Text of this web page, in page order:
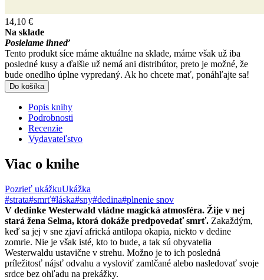
14,10 €
Na sklade
Posielame ihneď
Tento produkt síce máme aktuálne na sklade, máme však už iba
posledné kusy a ďalšie už nemá ani distribútor, preto je možné, že
bude onedlho úplne vypredaný. Ak ho chcete mať, ponáhľajte sa!
Do košíka
Popis knihy
Podrobnosti
Recenzie
Vydavateľstvo
Viac o knihe
Pozrieť ukážkuUkážka
#strata#smrť#láska#sny#dedina#plnenie snov
V dedinke Westerwald vládne magická atmosféra. Žije v nej
stará žena Selma, ktorá dokáže predpovedať smrť. Zakaždým,
keď sa jej v sne zjaví africká antilopa okapia, niekto v dedine
zomrie. Nie je však isté, kto to bude, a tak sú obyvatelia
Westerwaldu ustavične v strehu. Možno je to ich posledná
príležitosť nájsť odvahu a vysloviť zamlčané alebo nasledovať svoje
srdce bez ohľadu na prekážky.